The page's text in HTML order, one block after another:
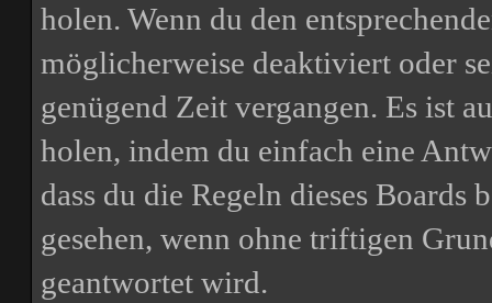
holen. Wenn du den
möglicherweise deaktiviert oder
genügend Zeit vergangen. Es ist
holen, indem du einfach eine
dass du die Regeln dieses Boards
gesehen, wenn ohne triftigen
geantwortet wird.